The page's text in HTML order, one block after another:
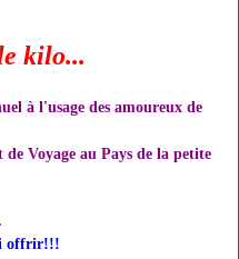
kilo...
à l'usage des amoureux de
Voyage au Pays de la petite
offrir!!!